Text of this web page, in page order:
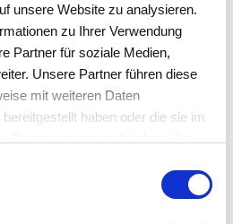
unsere Website zu analysieren.
zu Ihrer Verwendung
Partner für soziale Medien,
Unsere Partner führen diese
mit weiteren Daten
haben oder die sie im